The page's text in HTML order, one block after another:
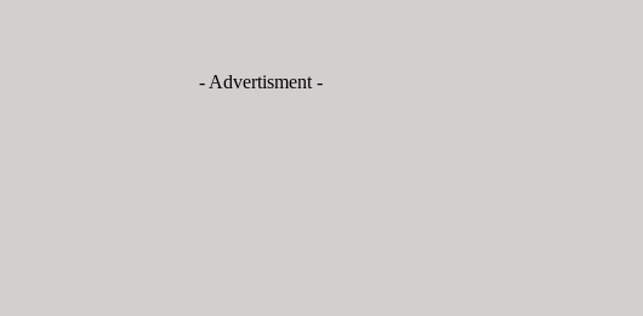
- Advertisment -